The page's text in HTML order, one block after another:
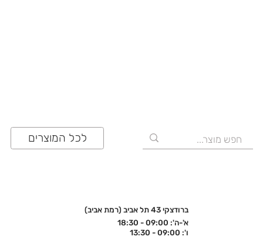
לכל המוצרים
ברודצקי 43 תל אביב (רמת אביב)
א'-ה': 09:00 - 18:30
ו': 09:00 - 13:30